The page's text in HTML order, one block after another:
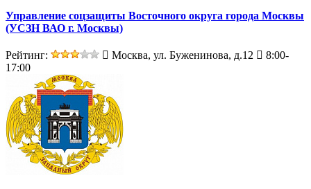
Управление соцзащиты Восточного округа города Москвы
(УСЗН ВАО г. Москвы)
Рейтинг: Москва, ул. Буженинова, д.12
8:00-
17:00